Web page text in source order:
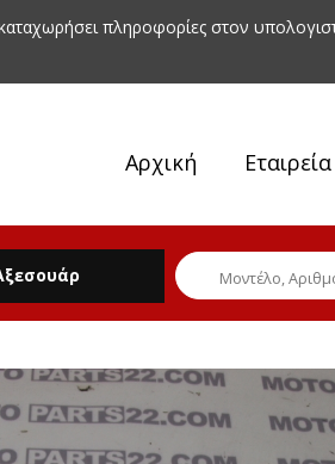
πληροφορίες στον
Αρχική Εταιρεία